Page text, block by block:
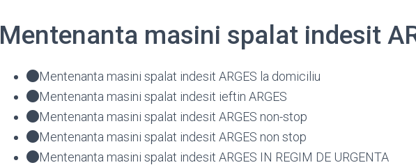
Mentenanta masini spalat indesit
Mentenanta masini spalat indesit ARGES la domiciliu
Mentenanta masini spalat indesit ieftin ARGES
Mentenanta masini spalat indesit ARGES non-stop
Mentenanta masini spalat indesit ARGES non stop
Mentenanta masini spalat indesit ARGES IN REGIM DE URGENTA